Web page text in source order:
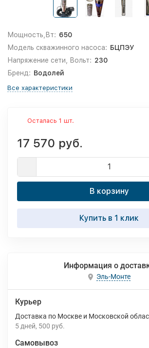
Мощность,Вт: 650
Модель скважинного насоса: БЦПЭУ
Напряжение сети, Вольт: 230
Бренд: Водолей
Все характеристики
Осталась 1 шт.
17 570 руб.
В корзину
Купить в 1 клик
Информация о
Эль-Монте
Курьер
Доставка по Москве и Московской
5 дней 500 руб.
Самовывоз